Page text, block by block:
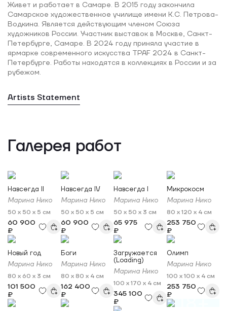
Живет и работает в Самаре. В 2015 году закончила
Самарское художественное училище имени К.С. Петрова-
Водкина. Является действующим членом Союза
художников России. Участник выставок в Москве, Санкт-
Петербурге, Самаре. В 2024 году приняла участие в
ярмарке современного искусства TPAF 2024 в Санкт-
Петербурге. Работы находятся в коллекциях в России и за
рубежом.
Artists Statement
Галерея работ
Навсегда II
Марина Нико
50 x 50 x 5 см
60 900
₽
Новый год
Марина Нико
80 x 60 x 3 см
101 500
₽
Навсегда IV
Марина Нико
50 x 50 x 5 см
60 900
₽
Боги
Марина Нико
80 x 80 x 4 см
162 400
₽
Навсегда I
Марина Нико
50 x 50 x 3 см
65 975
₽
Загружается
(Loading)
Марина Нико
100 x 170 x 4 см
345 100
₽
Микрокосм
Марина Нико
80 x 120 x 4 см
253 750
₽
Олимп
Марина Нико
100 x 100 x 4 см
253 750
₽